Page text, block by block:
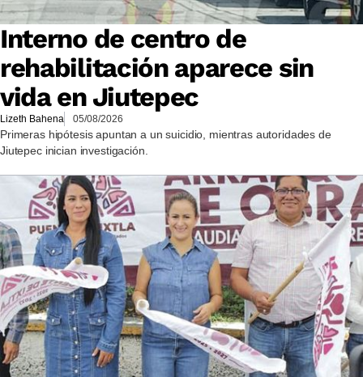
Interno de centro de
rehabilitación aparece sin
vida en Jiutepec
Lizeth Bahena 05/08/2026
Primeras hipótesis apuntan a un suicidio, mientras autoridades de
Jiutepec inician investigación.